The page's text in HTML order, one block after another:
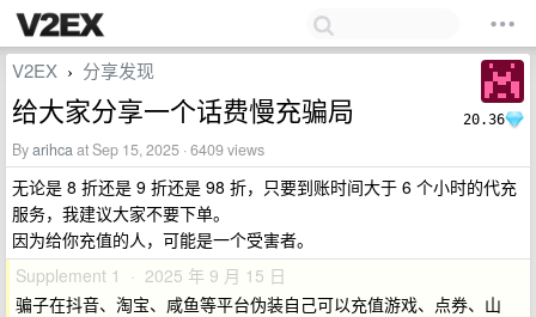
20.36
V2EX › 分享发现
给大家分享一个话费慢充骗局
Byarihcaat Sep 15, 2025 · 6409 views
无论是 8 折还是 9 折还是 98 折，只要到账时间大于 6 个小时的代充
服务，我建议大家不要下单。
因为给你充值的人，可能是一个受害者。
Supplement 1 · 2025 年 9 月 15 日
骗子在抖音、淘宝、咸鱼等平台伪装自己可以充值游戏、点券、山